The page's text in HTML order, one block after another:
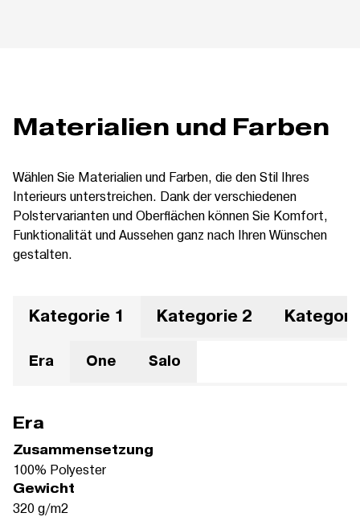
Materialien und Farben
Wählen Sie Materialien und Farben, die den Stil Ihres
Interieurs unterstreichen. Dank der verschiedenen
Polstervarianten und Oberflächen können Sie Komfort,
Funktionalität und Aussehen ganz nach Ihren Wünschen
gestalten.
Kategorie 1 Kategorie 2
Era One Salo
Era
Zusammensetzung
100% Polyester
Gewicht
320 g/m2